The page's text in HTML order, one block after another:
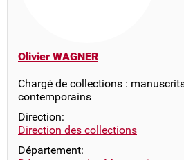
Olivier WAGNER
Chargé de collections :
contemporains
Direction:
Direction des collections
Département: